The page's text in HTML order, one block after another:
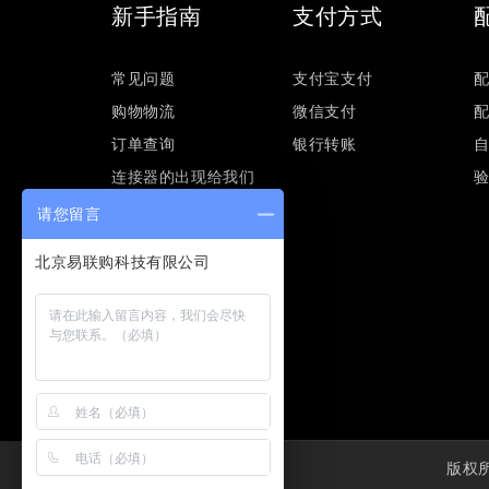
新手指南
常见问题
购物物流
订单查询
连接器的出现给我们
么？
支付方式
支付宝支付
微信支付
银行转账
版权
请您留言